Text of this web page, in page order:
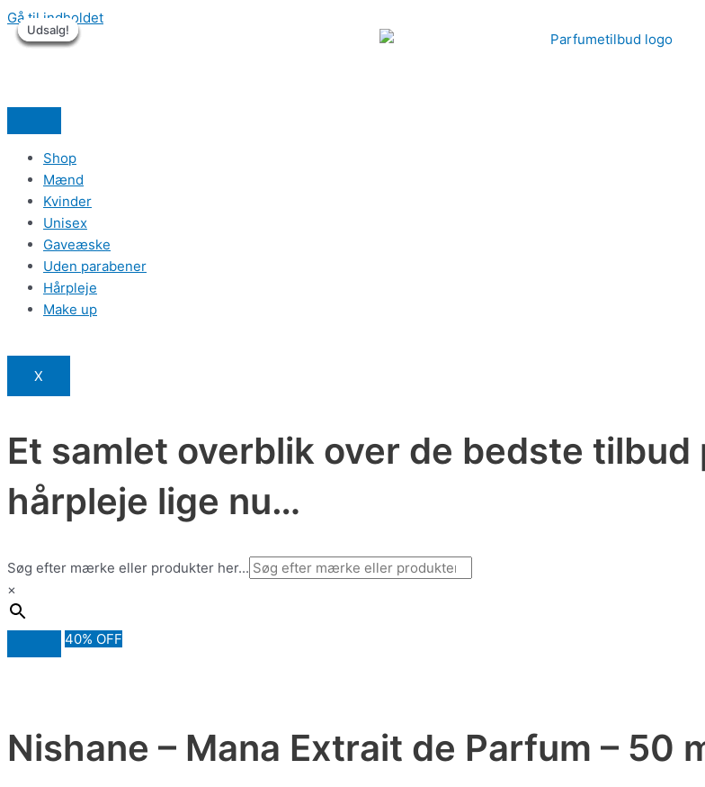
Gå til indholdet
Shop
Mænd
Kvinder
Unisex
Gaveæske
Uden parabener
Hårpleje
Make up
X
Et samlet overblik over de bedste tilbud
hårpleje lige nu…
Søg efter mærke eller produkter her...
×
40% OFF
Nishane – Mana Extrait de Parfum – 50
Udsalg!
Udsalg!
Udsalg!
Udsalg!
Udsalg!
Udsalg!